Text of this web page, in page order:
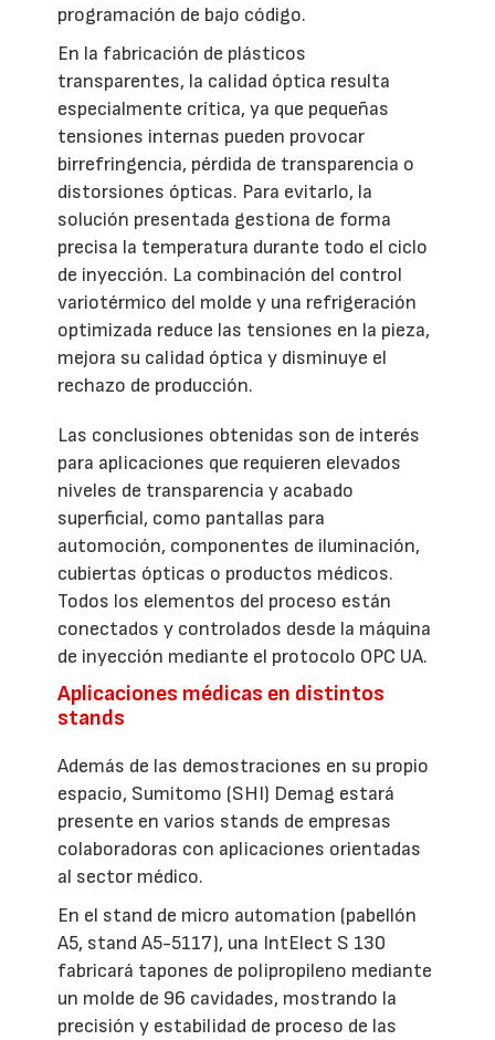
programación de bajo código.
En la fabricación de plásticos
transparentes, la calidad óptica resulta
especialmente crítica, ya que pequeñas
tensiones internas pueden provocar
birrefringencia, pérdida de transparencia o
distorsiones ópticas. Para evitarlo, la
solución presentada gestiona de forma
precisa la temperatura durante todo el ciclo
de inyección. La combinación del control
variotérmico del molde y una refrigeración
optimizada reduce las tensiones en la pieza,
mejora su calidad óptica y disminuye el
rechazo de producción.
Las conclusiones obtenidas son de interés
para aplicaciones que requieren elevados
niveles de transparencia y acabado
superficial, como pantallas para
automoción, componentes de iluminación,
cubiertas ópticas o productos médicos.
Todos los elementos del proceso están
conectados y controlados desde la máquina
de inyección mediante el protocolo OPC UA.
Aplicaciones médicas en distintos
stands
Además de las demostraciones en su propio
espacio, Sumitomo (SHI) Demag estará
presente en varios stands de empresas
colaboradoras con aplicaciones orientadas
al sector médico.
En el stand de micro automation (pabellón
A5, stand A5-5117), una IntElect S 130
fabricará tapones de polipropileno mediante
un molde de 96 cavidades, mostrando la
precisión y estabilidad de proceso de las